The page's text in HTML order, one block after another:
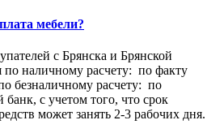
мебели?
с Брянска и Брянской
по наличному расчету: по факту
безналичному расчету: по
банк, с учетом того, что срок
может занять 2-3 рабочих дня.